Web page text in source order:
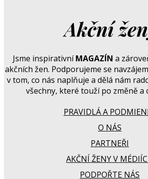
Jsme inspirativníMAGAZÍN a
akčních žen. Podporujeme se
v tom, co nás naplňuje a dělá nám
všechny, které touží po změně a
PRAVIDLÁ A
O NÁS
PARTNEŘI
AKČNÍ ŽENY V
PODPOŘTE NÁS